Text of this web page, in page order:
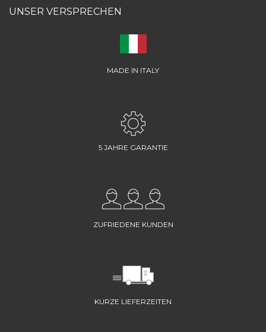
UNSER VERSPRECHEN
MADE IN ITALY
5 JAHRE GARANTIE
ZUFRIEDENE KUNDEN
KURZE LIEFERZEITEN